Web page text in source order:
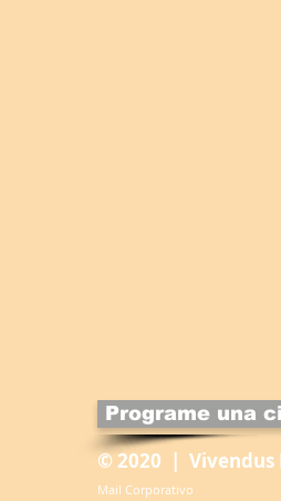
Programe una
© 2020 | Vivendus
Mail Corporativo